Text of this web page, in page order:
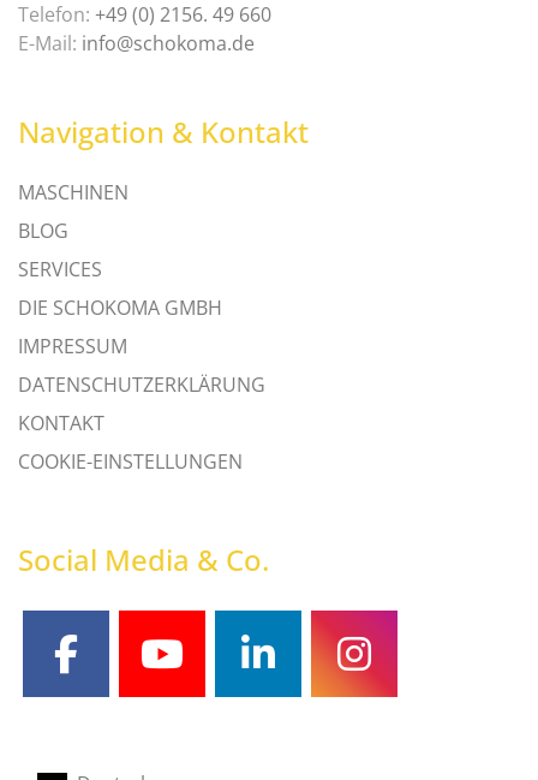
Telefon: +49 (0) 2156. 49 660
E-Mail: info@schokoma.de
Navigation & Kontakt
MASCHINEN
BLOG
SERVICES
DIE SCHOKOMA GMBH
IMPRESSUM
DATENSCHUTZERKLÄRUNG
KONTAKT
COOKIE-EINSTELLUNGEN
Social Media & Co.
facebookyoutubelinkedininstagram